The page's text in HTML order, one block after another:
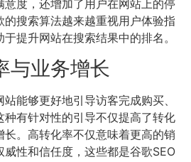
意度，还增加了用户在网站上的停
搜索算法越来越重视用户体验指
提升网站在搜索结果中的排名。
与业务增长
能够更好地引导访客完成购买、
种有针对性的引导不仅提高了转化
。高转化率不仅意味着更高的销
性和信任度，这些都是谷歌SEO